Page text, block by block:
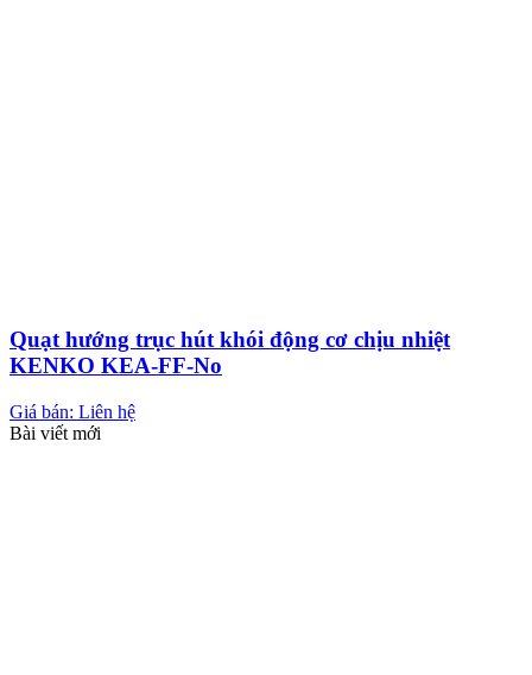
Quạt hướng trục hút khói động cơ chịu nhiệt
KENKO KEA-FF-No
Giá bán: Liên hệ
Bài viết mới